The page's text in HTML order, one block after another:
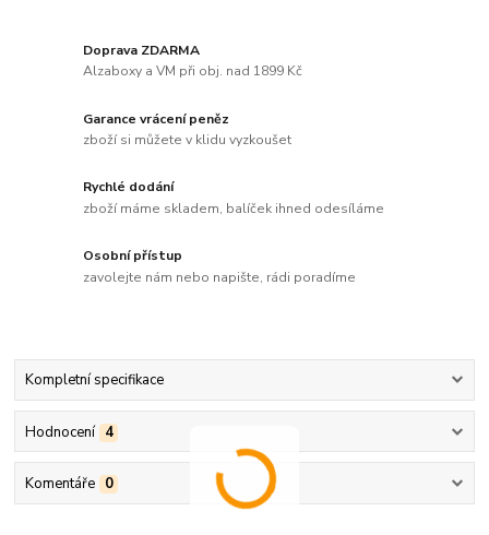
Doprava ZDARMA
Alzaboxy a VM při obj. nad 1899 Kč
Garance vrácení peněz
zboží si můžete v klidu vyzkoušet
Rychlé dodání
zboží máme skladem, balíček ihned odesíláme
Osobní přístup
zavolejte nám nebo napište, rádi poradíme
Kompletní specifikace
Hodnocení 4
Komentáře 0